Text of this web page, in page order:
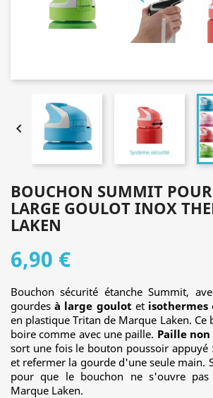

BOUCHON SUMMIT
LARGE GOULOT INOX
LAKEN
6,90 €
Bouchon sécurité étanche Summit,
gourdesà large goulot et isothermes
en plastique Tritan de Marque Laken. Ce
boire comme avec une paille. Paille
sort une fois le bouton poussoir
et refermer la gourde d'une seule main.
pour que le bouchon ne s'ouvre
Marque Laken.